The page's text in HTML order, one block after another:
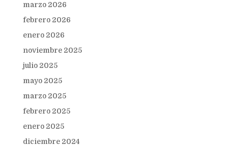
marzo 2026
febrero 2026
enero 2026
noviembre 2025
julio 2025
mayo 2025
marzo 2025
febrero 2025
enero 2025
diciembre 2024